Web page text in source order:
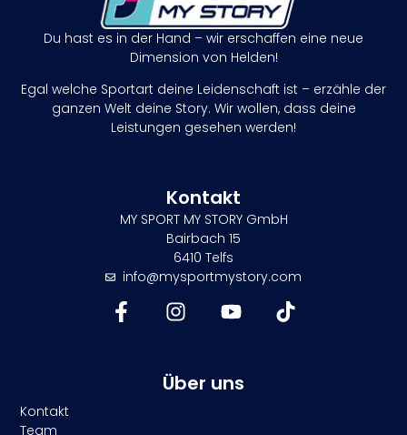
Du hast es in der Hand – wir erschaffen eine neue
Dimension von Helden!
Egal welche Sportart deine Leidenschaft ist – erzähle der
ganzen Welt deine Story. Wir wollen, dass deine
Leistungen gesehen werden!
Kontakt
MY SPORT MY STORY GmbH
Bairbach 15
6410 Telfs
info@mysportmystory.com
Über uns
Kontakt
Team